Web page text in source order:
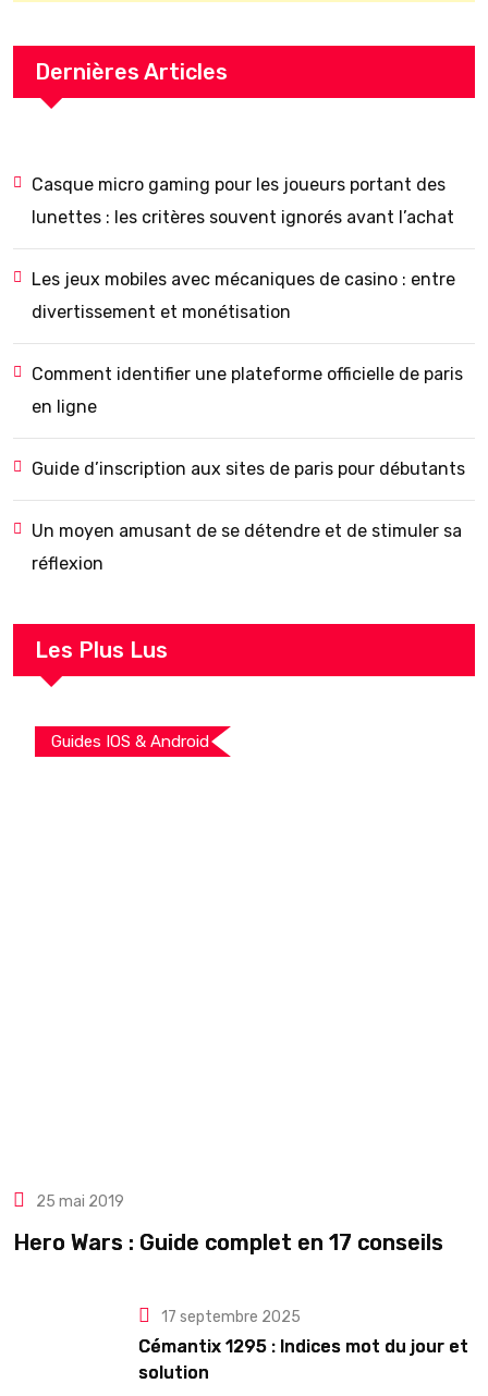
Dernières Articles
Casque micro gaming pour les joueurs portant des
lunettes : les critères souvent ignorés avant l’achat
Les jeux mobiles avec mécaniques de casino : entre
divertissement et monétisation
Comment identifier une plateforme officielle de paris
en ligne
Guide d’inscription aux sites de paris pour débutants
Un moyen amusant de se détendre et de stimuler sa
réflexion
Les Plus Lus
Guides IOS & Android
25 mai 2019
Hero Wars : Guide complet en 17 conseils
17 septembre 2025
Cémantix 1295 : Indices mot du jour et
solution